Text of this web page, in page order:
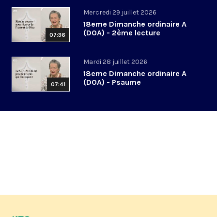
07:36
Mercredi 29 juillet 2026
18eme Dimanche ordinaire A
(DOA) - 2ème lecture
07:41
Mardi 28 juillet 2026
18eme Dimanche ordinaire A
(DOA) - Psaume